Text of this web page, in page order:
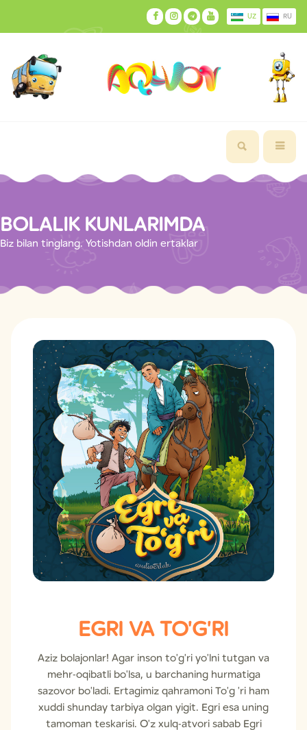
UZ RU
BOLALIK KUNLARIMDA
Biz bilan tinglang. Yotishdan oldin ertaklar
EGRI VA TO'G'RI
Aziz bolajonlar! Agar inson to'g'ri yo'lni tutgan va
mehr-oqibatli bo'lsa, u barchaning hurmatiga
sazovor bo'ladi. Ertagimiz qahramoni To'g 'ri ham
xuddi shunday tarbiya olgan yigit. Egri esa uning
tamoman teskarisi. O'z xulq-atvori sabab Egri